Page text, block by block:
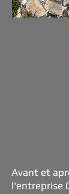
Avant et
l'entreprise